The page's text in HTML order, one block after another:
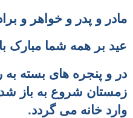
مادر و پدر و خواهر و
عید بر همه شما مبارک
در و پنجره های بسته
زمستان شروع به باز
وارد خانه می گردد.